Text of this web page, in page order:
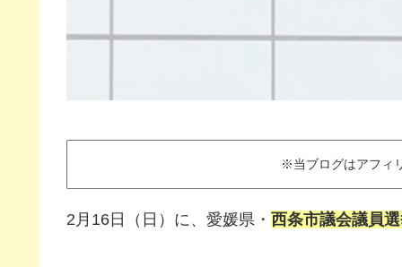
※当ブログはアフィ
2月16日（日）に、愛媛県・ 西条市議会議員